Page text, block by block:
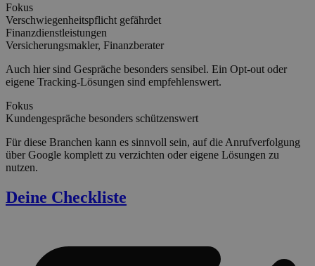
Fokus
Verschwiegenheitspflicht gefährdet
Finanzdienstleistungen
Versicherungsmakler, Finanzberater
Auch hier sind Gespräche besonders sensibel. Ein Opt-out oder
eigene Tracking-Lösungen sind empfehlenswert.
Fokus
Kundengespräche besonders schützenswert
Für diese Branchen kann es sinnvoll sein, auf die Anrufverfolgung
über Google komplett zu verzichten oder eigene Lösungen zu
nutzen.
Deine Checkliste